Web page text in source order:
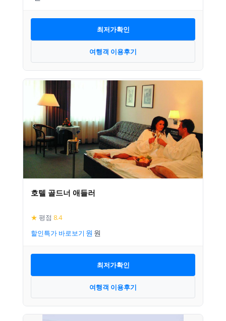
최저가확인
여행객 이용후기
호텔 골드너 애들러
★ 평점 8.4
할인특가 바로보기
최저가확인
여행객 이용후기